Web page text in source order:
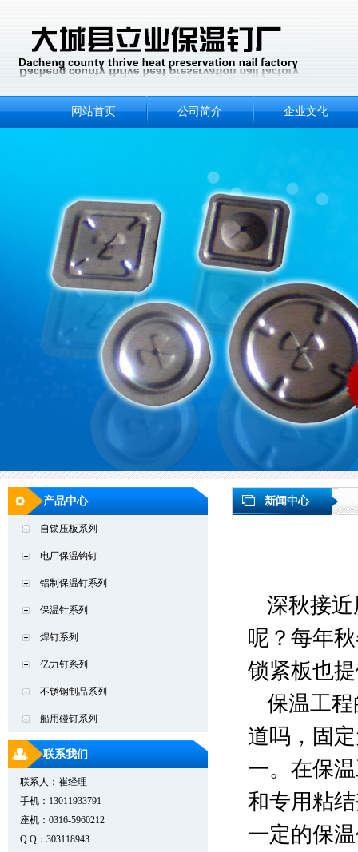
网站首页 公司简介 企业文化
新闻中心
深秋接
呢？每年
锁紧板也
保温工
道吗，固
一。在保
和专用粘
一定的保
产品中心
自锁压板系列
电厂保温钩钉
铝制保温钉系列
保温针系列
焊钉系列
亿力钉系列
不锈钢制品系列
船用碰钉系列
联系我们
联系人：崔经理
手机：13011933791
座机：0316-5960212
Q Q：303118943